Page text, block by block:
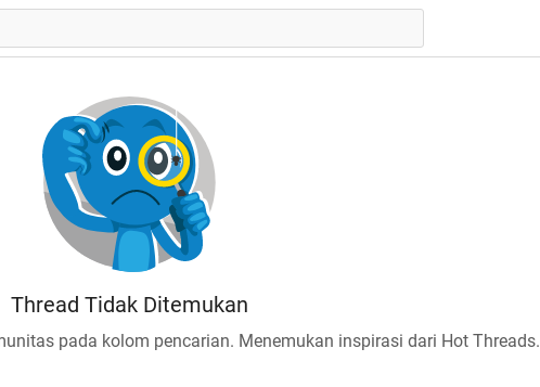
Thread Tidak Ditemukan
pada kolom pencarian. Menemukan inspirasi dari Hot Threads.